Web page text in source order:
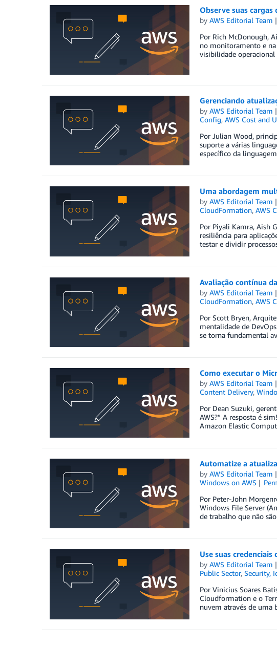
Observe suas
by AWS Editorial Team
Por Rich McDonough,
no monitoramento e
visibilidade
Gerenciando
by AWS Editorial Team
Config, AWS Cost and
Por Julian Wood,
suporte a várias
específico da
Uma abordagem
by AWS Editorial Team
CloudFormation, AWS
Por Piyali Kamra, Aish
resiliência para
testar e dividir
Avaliação contínua
by AWS Editorial Team
CloudFormation, AWS
Por Scott Bryen,
mentalidade de
se torna fundamental
Como executar o
by AWS Editorial Team
Content Delivery,
Por Dean Suzuki,
AWS?” A resposta é
Amazon Elastic
Automatize a
by AWS Editorial Team
Windows on AWS
Por Peter-John
Windows File Server
de trabalho que não
Use suas
by AWS Editorial Team
Public Sector, Security,
Por Vinicius Soares
Cloudformation e o
nuvem através de uma